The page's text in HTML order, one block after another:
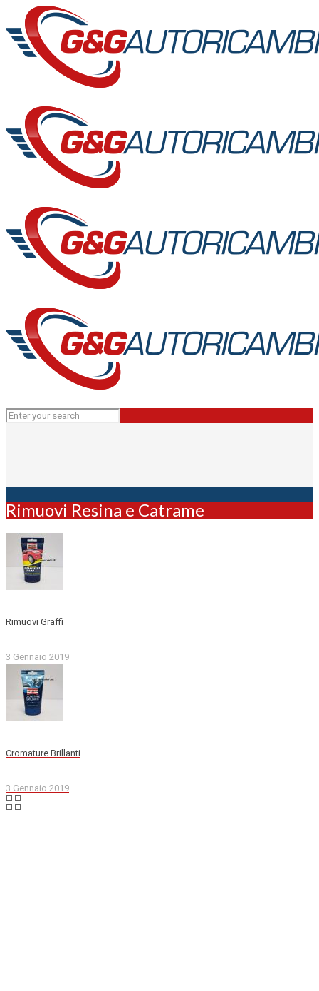
Rimuovi Resina e Catrame
Rimuovi Graffi
3 Gennaio 2019
Cromature Brillanti
3 Gennaio 2019